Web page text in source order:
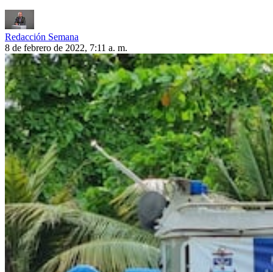
Redacción Semana
8 de febrero de 2022, 7:11 a. m.